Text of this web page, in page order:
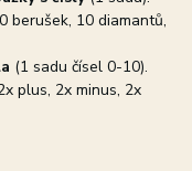
berušek, 10 diamantů,
(1 sadu čísel 0-10).
plus, 2x minus, 2x